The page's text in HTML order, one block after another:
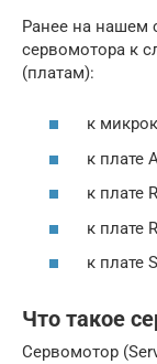
Ранее на нашем
сервомотора к
(платам):
к
к плате
к плате
к плате
к плате
Что такое
Сервомотор